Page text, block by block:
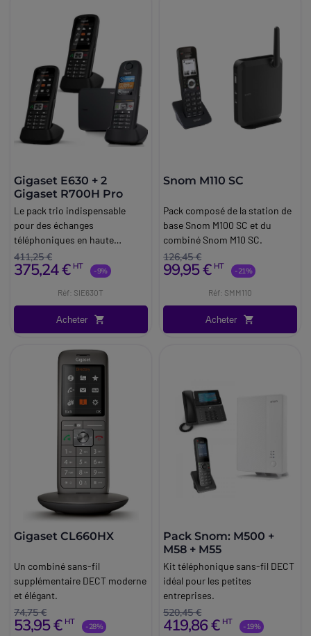
Gigaset E630 + 2
Gigaset R700H Pro
Le pack trio indispensable
pour des échanges
téléphoniques en haute
définition.
411,25 €
375,24 € HT -9%
Réf: SIE630T
Acheter
Snom M110 SC
Pack composé de la station de
base Snom M100 SC et du
combiné Snom M10 SC.
126,45 €
99,95 € HT -21%
Réf: SMM110
Acheter
Gigaset CL660HX
Un combiné sans-fil
supplémentaire DECT moderne
et élégant.
74,75 €
53,95 € HT -28%
Pack Snom: M500 +
M58 + M55
Kit téléphonique sans-fil DECT
idéal pour les petites
entreprises.
520,45 €
419,86 € HT -19%